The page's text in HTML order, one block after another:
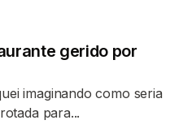
gerido por
imaginando como seria
para...